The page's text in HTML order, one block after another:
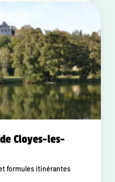
Cloyes-les-
formules itinérantes